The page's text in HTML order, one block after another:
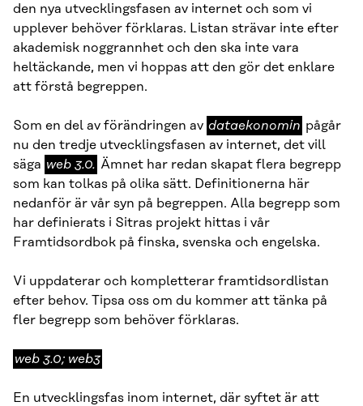
den nya utvecklingsfasen av internet och som vi
upplever behöver förklaras. Listan strävar inte efter
akademisk noggrannhet och den ska inte vara
heltäckande, men vi hoppas att den gör det enklare
att förstå begreppen.
Som en del av förändringen av dataekonomin
dataekonomin pågår
nu den tredje utvecklingsfasen av internet, det vill
säga web
3.0.
web 3.0. Ämnet har redan skapat flera begrepp
som kan tolkas på olika sätt. Definitionerna här
nedanför är vår syn på begreppen. Alla begrepp som
har definierats i Sitras projekt hittas i vår
Framtidsordbok på finska, svenska och engelska.
Vi uppdaterar och kompletterar framtidsordlistan
efter behov. Tipsa oss om du kommer att tänka på
fler begrepp som behöver förklaras.
web
web3
web 3.0; web3
En utvecklingsfas inom internet, där syftet är att